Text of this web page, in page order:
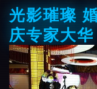
光影璀璨
庆专家大华